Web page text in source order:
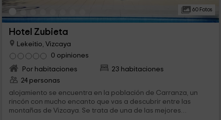
60 Fotos
Hotel Zubieta
Lekeitio, Vizcaya
0 opiniones
Por habitaciones
23 habitaciones
24 personas
alojamiento se encuentra en la población de Carranza, un
rincón con mucho encanto que vas a descubrir entre las
montañas de Vizcaya. Se trata de una de las mejores